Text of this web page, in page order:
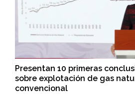
Presentan 10 primeras
sobre explotación de gas
convencional